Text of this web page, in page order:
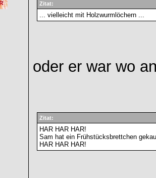
Zitat:
... vielleicht mit Holzwurmlöchern ...
oder er war wo
Zitat:
HAR HAR HAR!
Sam hat ein Frühstücksbrettchen
HAR HAR HAR!